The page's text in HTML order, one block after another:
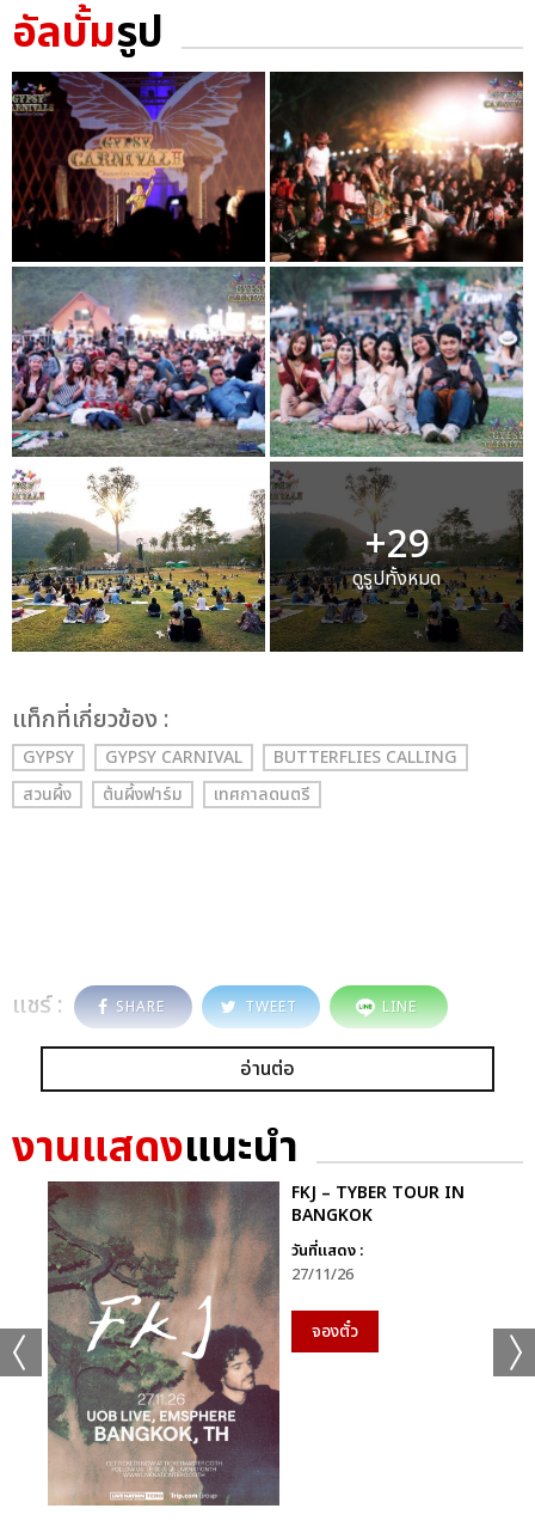
อัลบั้มรูป
+29
ดูรูปทั้งหมด
เเท็กที่เกี่ยวข้อง :
GYPSY GYPSY CARNIVAL
BUTTERFLIES CALLING
สวนผึ้ง
ต้นผึ้งฟาร์ม เทศกาลดนตรี
แชร์ : SHARE TWEET LINE
อ่านต่อ
งานแสดงแนะนำ
FKJ – TYBER TOUR IN
BANGKOK
วันที่แสดง :
27/11/26
จองตั๋ว